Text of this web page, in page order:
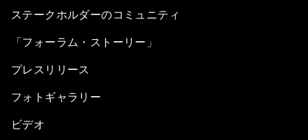
ステークホルダーのコミュニティ
「フォーラム・ストーリー」
プレスリリース
フォトギャラリー
ビデオ